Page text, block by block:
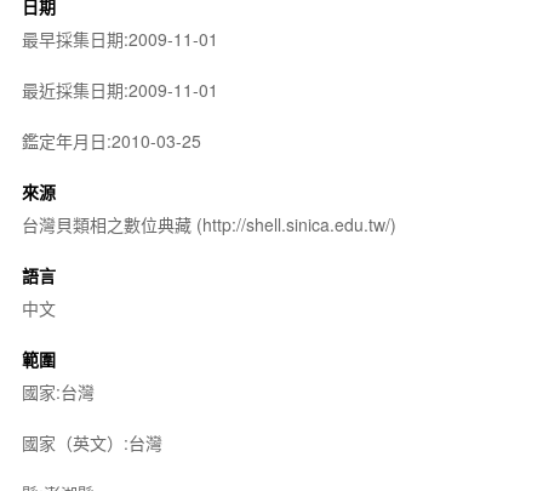
日期
最早採集日期:2009-11-01
最近採集日期:2009-11-01
鑑定年月日:2010-03-25
來源
台灣貝類相之數位典藏 (http://shell.sinica.edu.tw/)
語言
中文
範圍
國家:台灣
國家（英文）:台灣